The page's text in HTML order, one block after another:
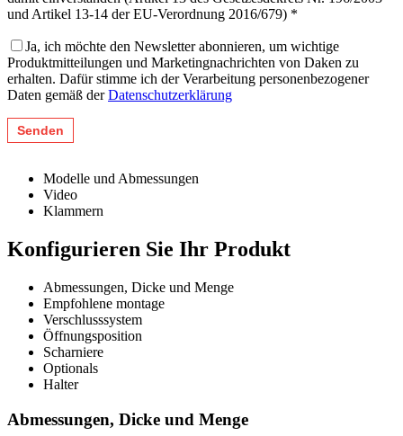
und Artikel 13-14 der EU-Verordnung 2016/679) *
Ja, ich möchte den Newsletter abonnieren, um wichtige
Produktmitteilungen und Marketingnachrichten von Daken zu
erhalten. Dafür stimme ich der Verarbeitung personenbezogener
Daten gemäß derDatenschutzerklärung
Modelle und Abmessungen
Video
Klammern
Konfigurieren Sie Ihr Produkt
Abmessungen, Dicke und Menge
Empfohlene montage
Verschlusssystem
Öffnungsposition
Scharniere
Optionals
Halter
Abmessungen, Dicke und Menge